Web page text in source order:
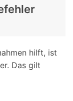
hilft, ist
Das gilt